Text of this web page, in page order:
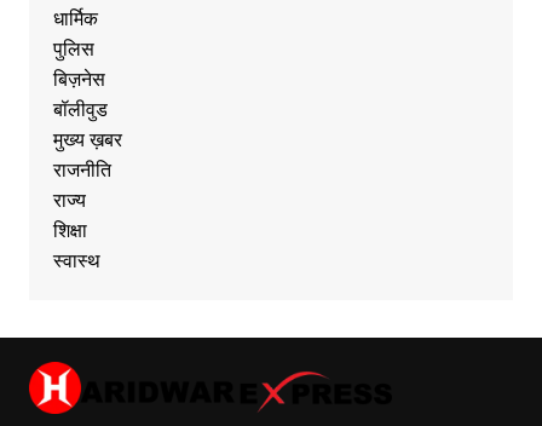
धार्मिक
पुलिस
बिज़नेस
बॉलीवुड
मुख्य ख़बर
राजनीति
राज्य
शिक्षा
स्वास्थ